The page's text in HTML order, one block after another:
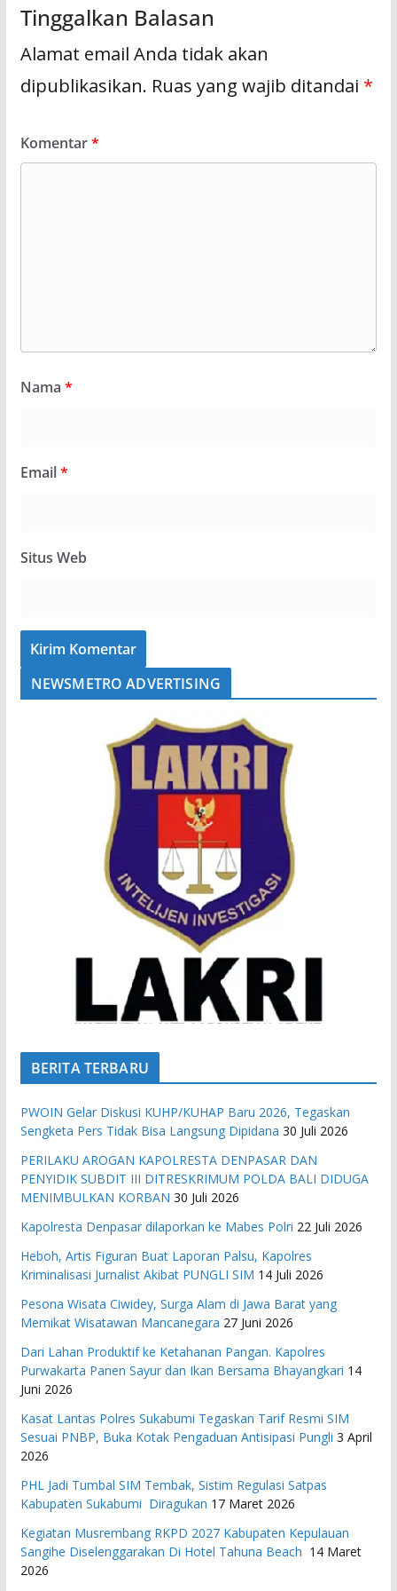
Tinggalkan Balasan
Alamat email Anda tidak akan
dipublikasikan. Ruas yang wajib ditandai *
Komentar*
Nama *
Email*
Situs Web
NEWSMETRO ADVERTISING
BERITA TERBARU
PWOIN Gelar Diskusi KUHP/KUHAP Baru 2026, Tegaskan
Sengketa Pers Tidak Bisa Langsung Dipidana 30 Juli 2026
PERILAKU AROGAN KAPOLRESTA DENPASAR DAN
PENYIDIK SUBDIT III DITRESKRIMUM POLDA BALI DIDUGA
MENIMBULKAN KORBAN 30 Juli 2026
Kapolresta Denpasar dilaporkan ke Mabes Polri 22 Juli 2026
Heboh, Artis Figuran Buat Laporan Palsu, Kapolres
Kriminalisasi Jurnalist Akibat PUNGLI SIM 14 Juli 2026
Pesona Wisata Ciwidey, Surga Alam di Jawa Barat yang
Memikat Wisatawan Mancanegara 27 Juni 2026
Dari Lahan Produktif ke Ketahanan Pangan. Kapolres
Purwakarta Panen Sayur dan Ikan Bersama Bhayangkari 14
Juni 2026
Kasat Lantas Polres Sukabumi Tegaskan Tarif Resmi SIM
Sesuai PNBP, Buka Kotak Pengaduan Antisipasi Pungli 3 April
2026
PHL Jadi Tumbal SIM Tembak, Sistim Regulasi Satpas
Kabupaten Sukabumi Diragukan 17 Maret 2026
Kegiatan Musrembang RKPD 2027 ​Kabupaten Kepulauan
Sangihe Diselenggarakan Di Hotel Tahuna Beach 14 Maret
2026